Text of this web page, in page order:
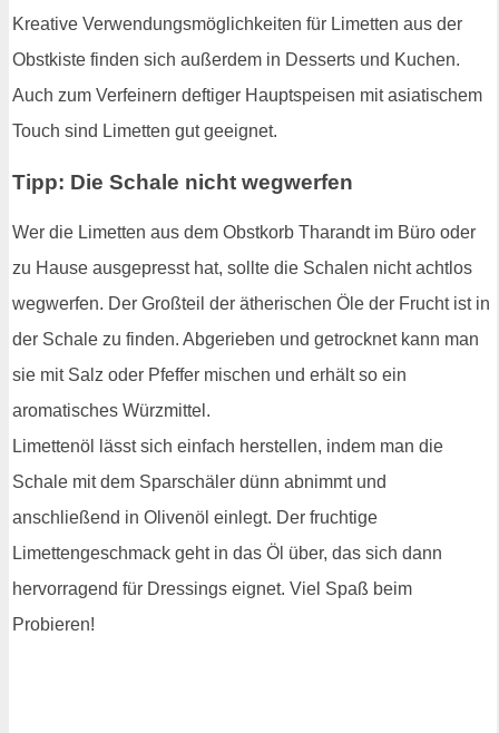
Kreative Verwendungsmöglichkeiten für Limetten aus der
Obstkiste finden sich außerdem in Desserts und Kuchen.
Auch zum Verfeinern deftiger Hauptspeisen mit asiatischem
Touch sind Limetten gut geeignet.
Tipp: Die Schale nicht wegwerfen
Wer die Limetten aus dem Obstkorb Tharandt im Büro oder
zu Hause ausgepresst hat, sollte die Schalen nicht achtlos
wegwerfen. Der Großteil der ätherischen Öle der Frucht ist in
der Schale zu finden. Abgerieben und getrocknet kann man
sie mit Salz oder Pfeffer mischen und erhält so ein
aromatisches Würzmittel.
Limettenöl lässt sich einfach herstellen, indem man die
Schale mit dem Sparschäler dünn abnimmt und
anschließend in Olivenöl einlegt. Der fruchtige
Limettengeschmack geht in das Öl über, das sich dann
hervorragend für Dressings eignet. Viel Spaß beim
Probieren!